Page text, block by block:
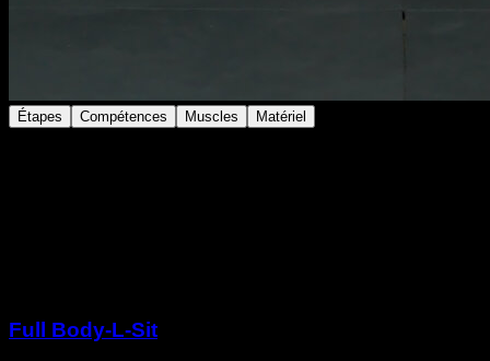
Étapes Compétences Muscles Matériel
Full Body-L-Sit